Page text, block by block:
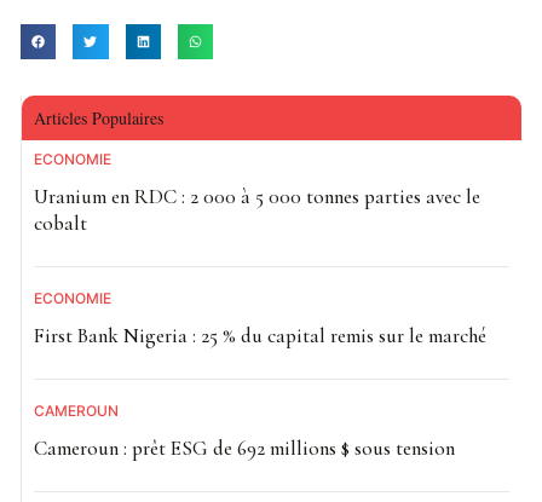
Articles Populaires
ECONOMIE
Uranium en RDC : 2 000 à 5 000 tonnes parties avec le
cobalt
ECONOMIE
First Bank Nigeria : 25 % du capital remis sur le marché
CAMEROUN
Cameroun : prêt ESG de 692 millions $ sous tension